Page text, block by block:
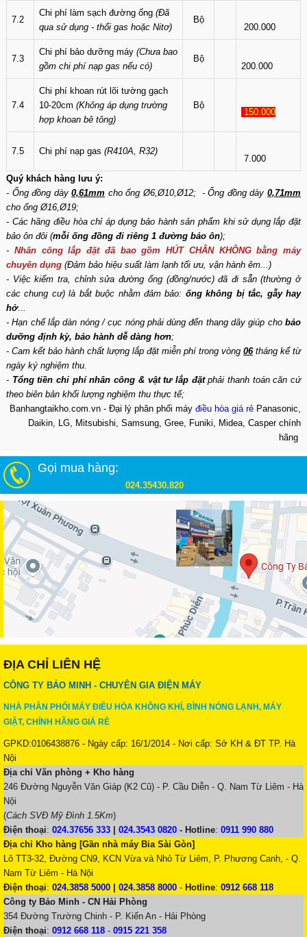
7.2
Chi phí làm sạch đường ống (Đã
qua sử dụng - thổi gas hoặc Nitơ)
Bộ
200.000
7.3
Chi phí bảo dưỡng máy (Chưa bao
gồm chi phí nạp gas nếu có)
Bộ
200.000
7.4
Chi phí khoan rút lõi tường gạch
10-20cm (Không áp dụng trường
hợp khoan bê tông)
Bộ
150.000
7.5 Chi phí nạp gas (R410A, R32)
7.000
Quý khách hàng lưu ý:
- Ống đồng dày0,61mm cho ống Ø6,Ø10,Ø12; - Ống đồng dày0,71mm
cho ống Ø16,Ø19;
- Các hãng điều hòa chỉ áp dụng bảo hành sản phẩm khi sử dụng lắp đặt
bảo ôn đôi (mỗi ống đồng đi riêng 1 đường bảo ôn);
- Nhân công lắp đặt đã bao gồm HÚT CHÂN KHÔNG bằng máy
chuyên dụng (Đảm bảo hiệu suất làm lạnh tối ưu, vận hành êm...)
- Việc kiểm tra, chỉnh sửa đường ống (đồng/nước) đã đi sẵn (thường ở
các chung cư) là bắt buộc nhằm đảm bảo: ống không bị tắc, gẫy hay
hở...
- Hạn chế lắp dàn nóng / cục nóng phải dùng đến thang dây giúp chobảo
dưỡng định kỳ, bảo hành dễ dàng hơn;
- Cam kết bảo hành chất lượng lắp đặt miễn phí trong vòng 06tháng kể từ
ngày ký nghiệm thu.
- Tổng tiền chi phí nhân công & vật tư lắp đặtphải thanh toán căn cứ
theo biên bản khối lượng nghiệm thu thực tế;
Banhangtaikho.com.vn - Đại lý phân phối máy điều hòa giá rẻ Panasonic,
Daikin, LG, Mitsubishi, Samsung, Gree, Funiki, Midea, Casper chính
hãng
Gọi mua hàng:
024.35430.820
ĐỊA CHỈ LIÊN HỆ
CÔNG TY BẢO MINH - CHUYÊN GIA ĐIỆN MÁY
NHÀ PHÂN PHỐI MÁY ĐIỀU HÒA KHÔNG KHÍ, BÌNH NÓNG LẠNH, MÁY
GIẶT, CHÍNH HÃNG GIÁ RẺ
GPKD:0106438876 - Ngày cấp: 16/1/2014 - Nơi cấp: Sở KH & ĐT TP. Hà
Nội
Địa chỉ Văn phòng + Kho hàng
246 Đường Nguyễn Văn Giáp (K2 Cũ) - P. Cầu Diễn - Q. Nam Từ Liêm - Hà
Nội
(Cách SVĐ Mỹ Đình 1.5Km)
Điện thoại: 024.37656 333 024.3543 0820 - Hotline: 0911 990 880
Địa chỉ Kho hàng [Gần nhà máy Bia Sài Gòn]
Lô TT3-32, Đường CN9, KCN Vừa và Nhỏ Từ Liêm, P. Phương Canh, - Q.
Nam Từ Liêm - Hà Nội
Điện thoại: 024.3858 5000 024.3858 8000 - Hotline: 0912 668 118
Công ty Bảo Minh - CN Hải Phòng
354 Đường Trường Chinh - P. Kiến An - Hải Phòng
Điện thoại: 0912 668 118 - 0915 221 358